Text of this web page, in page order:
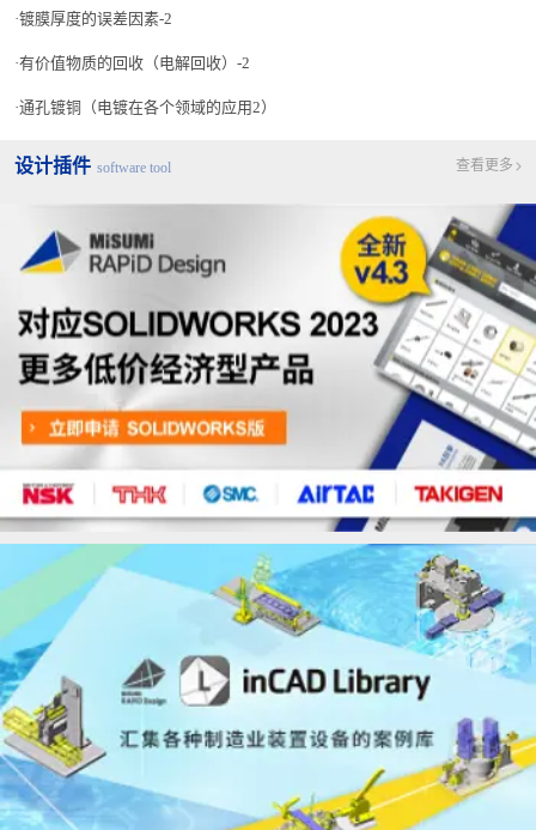
镀膜厚度的误差因素-2
有价值物质的回收（电解回收）-2
通孔镀铜（电镀在各个领域的应用2）
设计插件 software tool 查看更多